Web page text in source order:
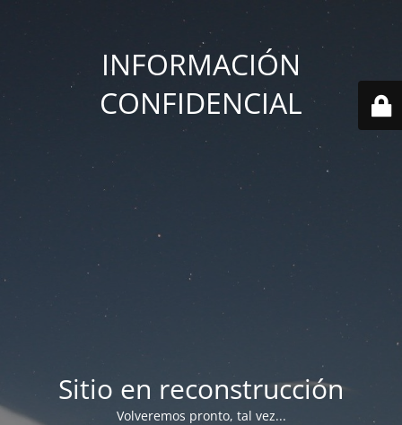
INFORMACIÓN
CONFIDENCIAL
Sitio en reconstrucción
Volveremos pronto, tal vez...